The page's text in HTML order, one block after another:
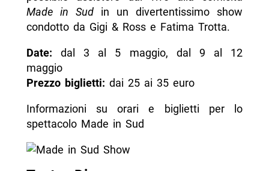
Made in Sudin un divertentissimo show
condotto da Gigi & Ross e Fatima Trotta.
Date: dal 3 al 5 maggio, dal 9 al 12
maggio
Prezzo biglietti: dai 25 ai 35 euro
Informazioni su orari e biglietti per lo
spettacolo Made in Sud